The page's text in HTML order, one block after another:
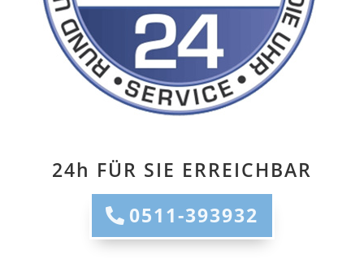
24h FÜR SIE ERREICHBAR
0511-393932